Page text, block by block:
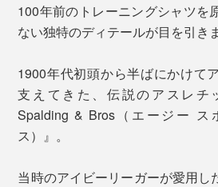
100年前のトレーニングシャツを
ない独特のディテールが目を引きま
1900年代初頭から半ばにかけて
支えてきた、伝説のアスレチ
Spalding & Bros（エージー
ス）』。
当時のアイビーリーガーが愛用し